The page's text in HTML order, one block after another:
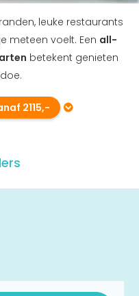
leuke restaurants
meteen voelt. Een all-
betekent genieten
2115,-